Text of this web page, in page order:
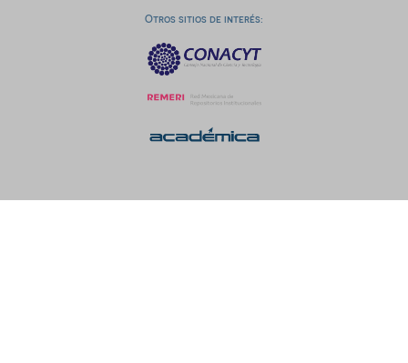
Otros sitios de interés: